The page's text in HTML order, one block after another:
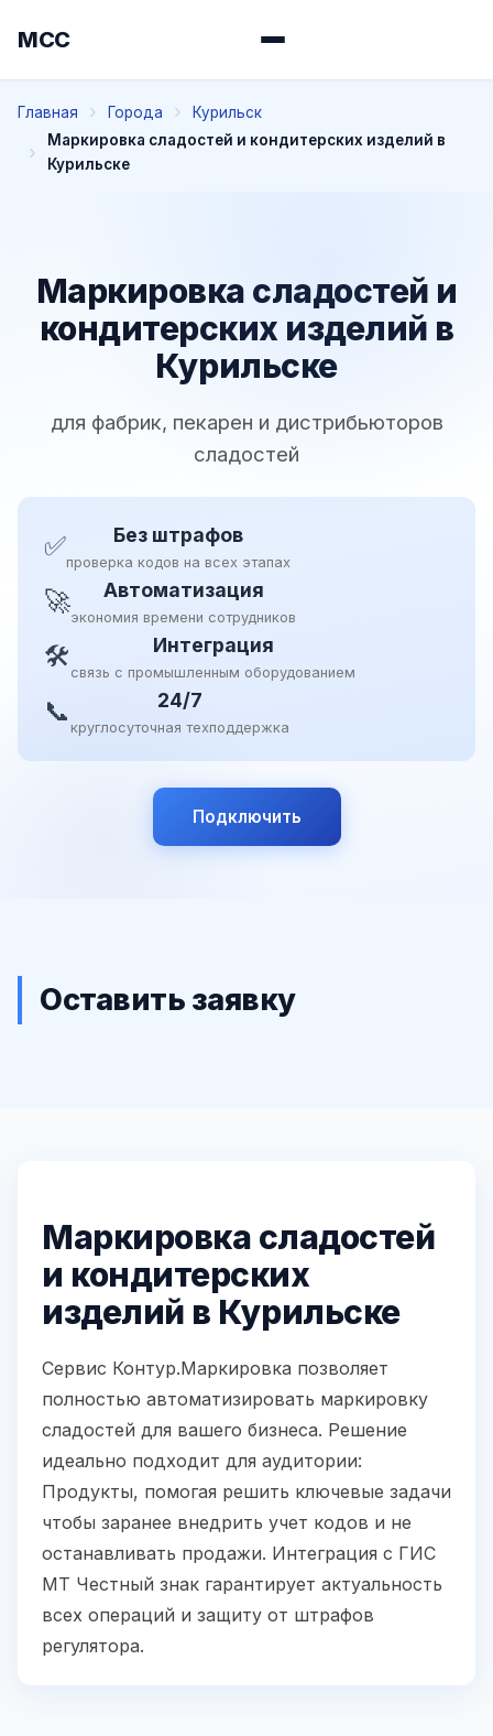
МСС
Главная Города
Курильск
Маркировка сладостей и кондитерских изделий в
Курильске
Маркировка сладостей и
кондитерских изделий в
Курильске
для фабрик, пекарен и дистрибьюторов
сладостей
✅ Без штрафов
проверка кодов на всех этапах
🚀 Автоматизация
экономия времени сотрудников
🛠 Интеграция
связь с промышленным оборудованием
📞 24/7
круглосуточная техподдержка
Подключить
Оставить заявку
Маркировка сладостей
и кондитерских
изделий в Курильске
Сервис Контур.Маркировка позволяет
полностью автоматизировать маркировку
сладостей для вашего бизнеса. Решение
идеально подходит для аудитории:
Продукты, помогая решить ключевые задачи
чтобы заранее внедрить учет кодов и не
останавливать продажи. Интеграция с ГИС
МТ Честный знак гарантирует актуальность
всех операций и защиту от штрафов
регулятора.